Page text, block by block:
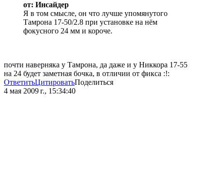
от: Инсайдер
Я в том смысле, он что лучше упомянутого
Тамрона 17-50/2.8 при установке на нём
фокусного 24 мм и короче.
почти наверняка у Тамрона, да даже и у Никкора 17-55
на 24 будет заметная бочка, в отличии от фикса :!:
ОтветитьЦитироватьПоделиться
4 мая 2009 г., 15:34:40